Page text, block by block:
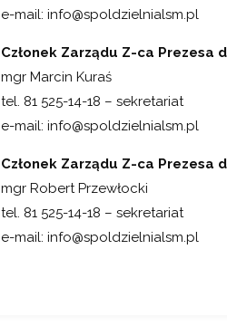
e-mail: info@spoldzielnialsm.pl
Członek Zarządu Z-ca Prezesa
mgr Marcin Kuraś
tel. 81 525-14-18 – sekretariat
e-mail: info@spoldzielnialsm.pl
Członek Zarządu Z-ca Prezesa
mgr Robert Przewłocki
tel. 81 525-14-18 – sekretariat
e-mail: info@spoldzielnialsm.pl